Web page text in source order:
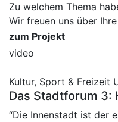
Zu welchem Thema
Wir freuen uns über
zum Projekt
video
Kultur, Sport & Freizeit
Das Stadtforum 3:
“Die Innenstadt ist der